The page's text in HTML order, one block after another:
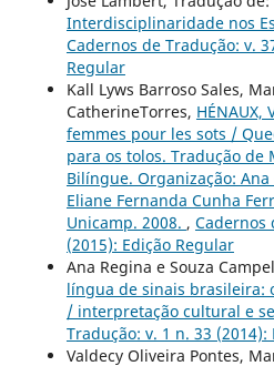
Interdisciplinaridade nos
Cadernos de Tradução: v.
Regular
Kall Lyws Barroso Sales,
CatherineTorres, HÉNAUX,
femmes pour les sots /
para os tolos. Tradução de
Bilíngue. Organização:
Eliane Fernanda Cunha
Unicamp. 2008. , Cadernos
(2015): Edição Regular
Ana Regina e Souza
língua de sinais brasileira:
/ interpretação cultural e
Tradução: v. 1 n. 33 (2014):
Valdecy Oliveira Pontes,